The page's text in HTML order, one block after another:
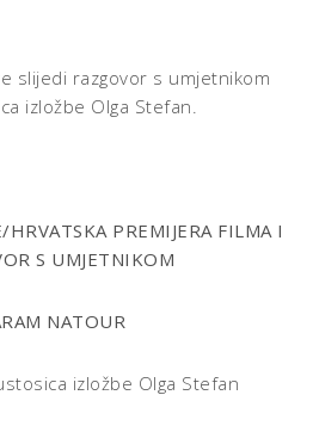
slijedi razgovor s umjetnikom
izložbe Olga Stefan.
PREMIJERA FILMA I
S UMJETNIKOM
NATOUR
izložbe Olga Stefan